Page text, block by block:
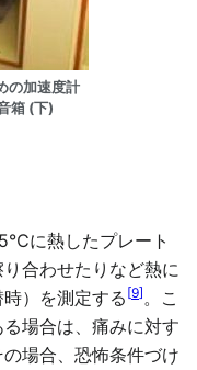
の加速度計
箱 (下)
に熱したプレート
合わせたりなど熱に
）を測定する [9] 。こ
場合は、痛みに対す
場合、恐怖条件づけ